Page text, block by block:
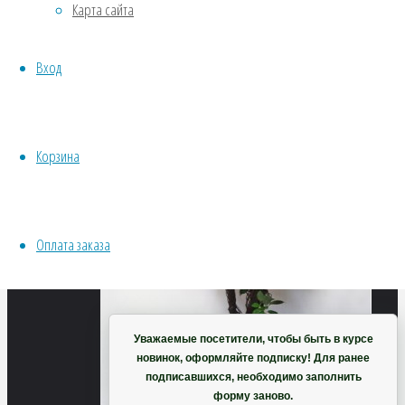
Карта сайта
Вход
Корзина
Оплата заказа
Nobilissima
Хвойники
ИНСТРУМЕНТЫ, ОБОРУДОВАНИЕ
Уважаемые посетители, чтобы быть в курсе
новинок, оформляйте подписку! Для ранее
подписавшихся, необходимо заполнить
форму заново.